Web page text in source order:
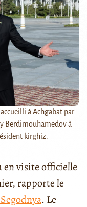
à Achgabat par
Berdimouhamedov à
kirghiz.
en visite officielle
rapporte le
. Le